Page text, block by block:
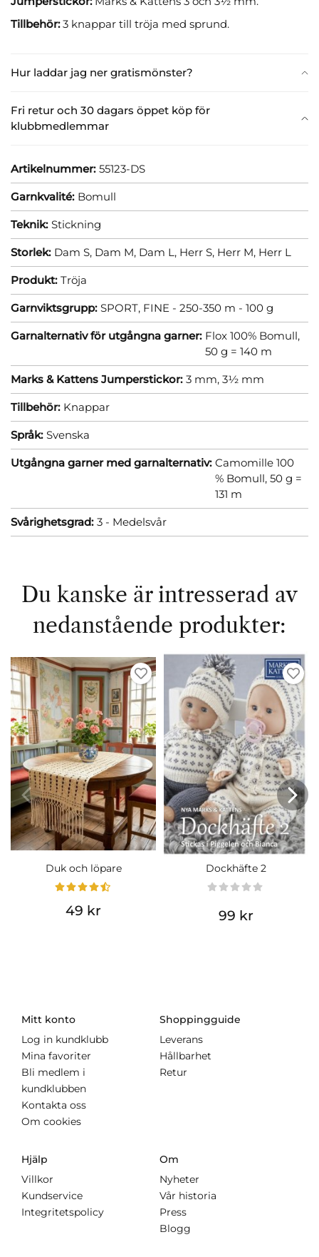
Hur laddar jag ner gratismönster?
Fri retur och 30 dagars öppet köp för
klubbmedlemmar
Tillbehör:3 knappar till tröja med sprund.
Artikelnummer: 55123-DS
Garnkvalité: Bomull
Teknik: Stickning
Storlek: Dam S, Dam M, Dam L, Herr S, Herr M, Herr L
Produkt: Tröja
Garnviktsgrupp: SPORT, FINE - 250-350 m - 100 g
Garnalternativ för utgångna garner: Flox 100% Bomull,
50 g = 140 m
Marks & Kattens Jumperstickor: 3 mm, 3½ mm
Tillbehör: Knappar
Språk: Svenska
Utgångna garner med garnalternativ: Camomille 100
% Bomull, 50 g =
131 m
Svårighetsgrad: 3 - Medelsvår
Du kanske är intresserad av
nedanstående produkter:
Duk och löpare
49 kr
Dockhäfte 2
99 kr
Mitt konto
Log in kundklubb
Mina favoriter
Bli medlem i
kundklubben
Kontakta oss
Om cookies
Shoppingguide
Leverans
Hållbarhet
Retur
Hjälp
Villkor
Kundservice
Integritetspolicy
Om
Nyheter
Vår historia
Press
Blogg